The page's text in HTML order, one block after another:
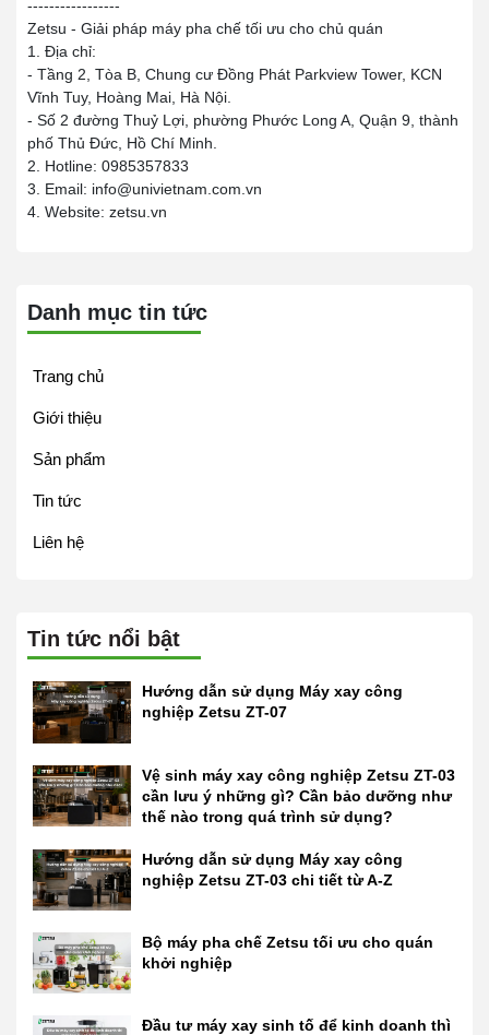
-----------------
Zetsu - Giải pháp máy pha chế tối ưu cho chủ quán
1. Địa chỉ:
- Tầng 2, Tòa B, Chung cư Đồng Phát Parkview Tower, KCN
Vĩnh Tuy, Hoàng Mai, Hà Nội.
- Số 2 đường Thuỷ Lợi, phường Phước Long A, Quận 9, thành
phố Thủ Đức, Hồ Chí Minh.
2. Hotline: 0985357833
3. Email: info@univietnam.com.vn
4. Website: zetsu.vn
Danh mục tin tức
Trang chủ
Giới thiệu
Sản phẩm
Tin tức
Liên hệ
Tin tức nổi bật
Hướng dẫn sử dụng Máy xay công
nghiệp Zetsu ZT-07
Vệ sinh máy xay công nghiệp Zetsu ZT-03
cần lưu ý những gì? Cần bảo dưỡng như
thế nào trong quá trình sử dụng?
Hướng dẫn sử dụng Máy xay công
nghiệp Zetsu ZT-03 chi tiết từ A-Z
Bộ máy pha chế Zetsu tối ưu cho quán
khởi nghiệp
Đầu tư máy xay sinh tố để kinh doanh thì